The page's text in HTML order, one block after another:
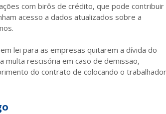
com birôs de crédito, que pode contribuir
acesso a dados atualizados sobre a
lei para as empresas quitarem a dívida do
multa rescisória em caso de demissão,
do contrato de colocando o trabalhador